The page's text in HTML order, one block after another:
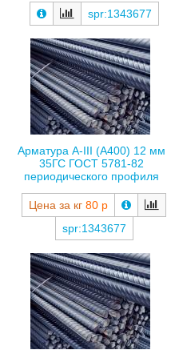
spr:1343677
Арматура А-III (А400) 12 мм
35ГС ГОСТ 5781-82
периодического профиля
Цена за кг 80 р
spr:1343677